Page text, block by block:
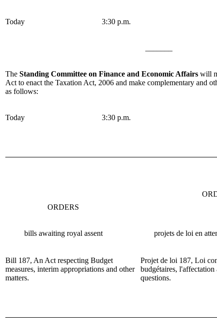
Today 3:30 p.m.
The Standing Committee on Finance and Economic Affairs will
Act to enact the Taxation Act, 2006 and make complementary and
as follows:
Today 3:30 p.m.
ORDERS
bills awaiting royal assent projets de loi en
Bill 187, An Act respecting Budget
measures, interim appropriations and other
matters.
Projet de loi 187, Loi
budgétaires, l'affectation
questions.